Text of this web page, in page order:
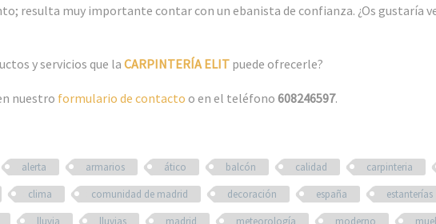
resulta muy importante contar con un ebanista de confianza. ¿Os gustaría
y servicios que la CARPINTERÍA ELIT puede ofrecerle?
nuestro formulario de contacto o en el teléfono 608246597.
alerta armarios ático balcón calidad carpinteria
clima comunidad de madrid decoración españa estanterías
lluvia lluvias madrid meteorología moderno